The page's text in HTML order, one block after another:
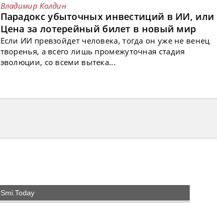
Владимир Колдин
Парадокс убыточных инвестиций в ИИ, или
Цена за лотерейный билет в новый мир
Если ИИ превзойдет человека, тогда он уже не венец
творенья, а всего лишь промежуточная стадия
эволюции, со всеми вытека...